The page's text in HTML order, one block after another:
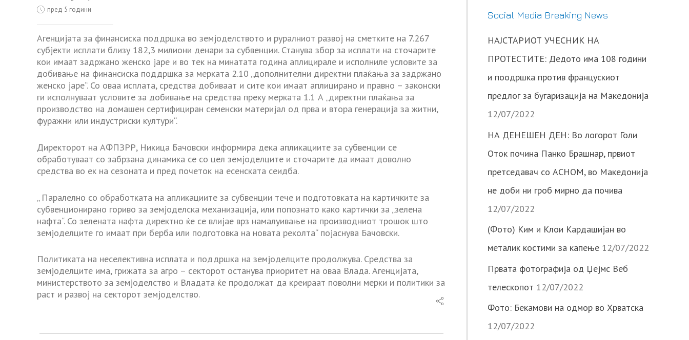
пред 5 години
Агенцијата за финансиска поддршка во земјоделството и руралниот развој на сметките на 7.267
субјекти исплати близу 182,3 милиони денари за субвенции. Станува збор за исплати на сточарите
кои имаат задржано женско јаре и во тек на минатата година аплицирале и исполниле условите за
добивање на финансиска поддршка за мерката 2.10 „дополнителни директни плаќања за задржано
женско јаре“. Со оваа исплата, средства добиваат и сите кои имаат аплицирано и правно – законски
ги исполнуваат условите за добивање на средства преку мерката 1.1 А „директни плаќања за
производство на домашен сертифициран семенски материјал од прва и втора генерација за житни,
фуражни или индустриски култури“.
Директорот на АФПЗРР, Никица Бачовски информира дека апликациите за субвенции се
обработуваат со забрзана динамика се со цел земјоделците и сточарите да имаат доволно
средства во ек на сезоната и пред почеток на есенската сеидба.
„ Паралелно со обработката на апликациите за субвенции тече и подготовката на картичките за
субвенционирано гориво за земјоделска механизација, или попознато како картички за „зелена
нафта“. Со зелената нафта директно ќе се влијае врз намалуивање на производниот трошок што
земјоделците го имаат при берба или подготовка на новата реколта“ појаснува Бачовски.
Политиката на неселективна исплата и поддршка на земјоделците продолжува. Средства за
земјоделците има, грижата за агро – секторот останува приоритет на оваа Влада. Агенцијата,
министерството за земјоделство и Владата ќе продолжат да креираат поволни мерки и политики за
раст и развој на секторот земјоделство.
Social Media Breaking News
НАЈСТАРИОТ УЧЕСНИК НА
ПРОТЕСТИТЕ: Дедото има 108 години
и поодршка против францускиот
предлог за бугаризација на Македонија
12/07/2022
НА ДЕНЕШЕН ДЕН: Во логорот Голи
Оток почина Панко Брашнар, првиот
претседавач со АСНОМ, во Македонија
не доби ни гроб мирно да почива
12/07/2022
(Фото) Ким и Клои Кардашијан во
металик костими за капење 12/07/2022
Првата фотографија од Џејмс Веб
телескопот 12/07/2022
Фото: Бекамови на одмор во Хрватска
12/07/2022